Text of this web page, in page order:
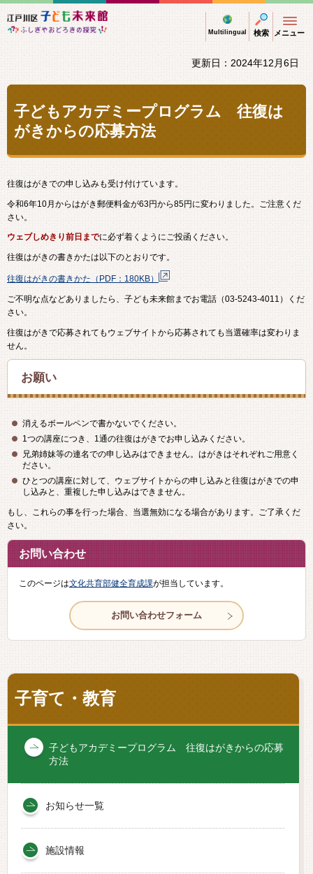
江戸川区子ども未来館 ふしぎやおどろきの探
Multilingual 検索 メニュー
更新日：2024年12月6日
子どもアカデミープログラム 往復は
がきからの応募方法
往復はがきでの申し込みも受け付けています。
令和6年10月からはがき郵便料金が63円から85円に変わりました。ご注意くだ
さい。
ウェブしめきり前日までに必ず着くようにご投函ください。
往復はがきの書きかたは以下のとおりです。
往復はがきの書きかた（PDF：180KB）
ご不明な点などありましたら、子ども未来館までお電話（03-5243-4011）くだ
さい。
往復はがきで応募されてもウェブサイトから応募されても当選確率は変わりま
せん。
お願い
消えるボールペンで書かないでください。
1つの講座につき、1通の往復はがきでお申し込みください。
兄弟姉妹等の連名での申し込みはできません。はがきはそれぞれご用意く
ださい。
ひとつの講座に対して、ウェブサイトからの申し込みと往復はがきでの申
し込みと、重複した申し込みはできません。
もし、これらの事を行った場合、当選無効になる場合があります。ご了承くだ
さい。
お問い合わせ
このページは文化共育部健全育成課が担当しています。
子育て・教育
子どもアカデミープログラム 往復はがきからの応募
方法
お知らせ一覧
施設情報